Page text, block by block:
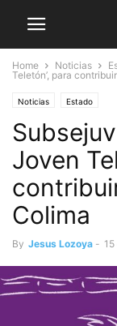
Home Noticias
Teletón’, para
Noticias Estado
Joven
Colima
By Jesus Lozoya -